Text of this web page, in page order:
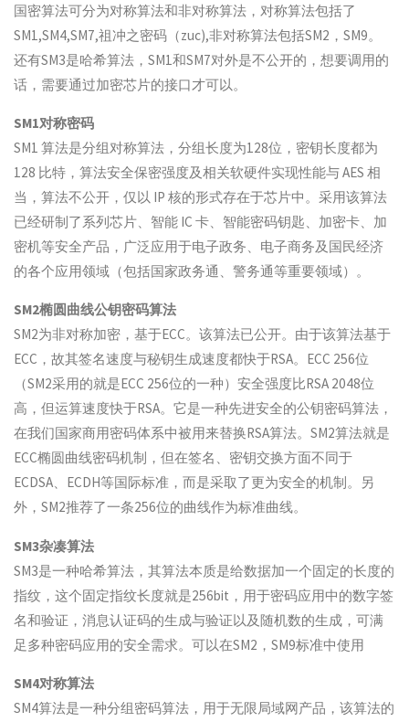
国密算法可分为对称算法和非对称算法，对称算法包括了
SM1,SM4,SM7,祖冲之密码（zuc),非对称算法包括SM2，SM9。
还有SM3是哈希算法，SM1和SM7对外是不公开的，想要调用的
话，需要通过加密芯片的接口才可以。
SM1对称密码
SM1 算法是分组对称算法，分组长度为128位，密钥长度都为
128 比特，算法安全保密强度及相关软硬件实现性能与 AES 相
当，算法不公开，仅以 IP 核的形式存在于芯片中。采用该算法
已经研制了系列芯片、智能 IC 卡、智能密码钥匙、加密卡、加
密机等安全产品，广泛应用于电子政务、电子商务及国民经济
的各个应用领域（包括国家政务通、警务通等重要领域）。
SM2椭圆曲线公钥密码算法
SM2为非对称加密，基于ECC。该算法已公开。由于该算法基于
ECC，故其签名速度与秘钥生成速度都快于RSA。ECC 256位
（SM2采用的就是ECC 256位的一种）安全强度比RSA 2048位
高，但运算速度快于RSA。它是一种先进安全的公钥密码算法，
在我们国家商用密码体系中被用来替换RSA算法。SM2算法就是
ECC椭圆曲线密码机制，但在签名、密钥交换方面不同于
ECDSA、ECDH等国际标准，而是采取了更为安全的机制。另
外，SM2推荐了一条256位的曲线作为标准曲线。
SM3杂凑算法
SM3是一种哈希算法，其算法本质是给数据加一个固定的长度的
指纹，这个固定指纹长度就是256bit，用于密码应用中的数字签
名和验证，消息认证码的生成与验证以及随机数的生成，可满
足多种密码应用的安全需求。可以在SM2，SM9标准中使用
SM4对称算法
SM4算法是一种分组密码算法，用于无限局域网产品，该算法的